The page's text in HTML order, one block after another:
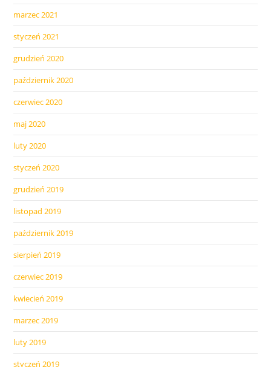
marzec 2021
styczeń 2021
grudzień 2020
październik 2020
czerwiec 2020
maj 2020
luty 2020
styczeń 2020
grudzień 2019
listopad 2019
październik 2019
sierpień 2019
czerwiec 2019
kwiecień 2019
marzec 2019
luty 2019
styczeń 2019